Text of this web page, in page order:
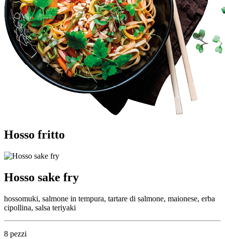
Hosso fritto
Hosso sake fry
hossomuki, salmone in tempura, tartare di salmone, maionese, erba
cipollina, salsa teriyaki
8 pezzi